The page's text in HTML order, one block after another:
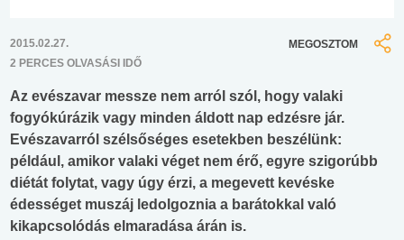
2015.02.27.
2 PERCES OLVASÁSI IDŐ
MEGOSZTOM
Az evészavar messze nem arról szól, hogy valaki
fogyókúrázik vagy minden áldott nap edzésre jár.
Evészavarról szélsőséges esetekben beszélünk:
például, amikor valaki véget nem érő, egyre szigorúbb
diétát folytat, vagy úgy érzi, a megevett kevéske
édességet muszáj ledolgoznia a barátokkal való
kikapcsolódás elmaradása árán is.